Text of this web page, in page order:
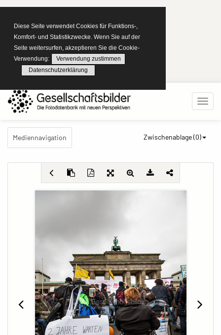
Diese Seite verwendet Cookies für Funktions-,
Komfort- und Statistikzwecke. Wenn Sie auf der
Seite weitersurfen, akzeptieren Sie die Cookie-
Verwendung:
Verwendung zustimmen
Datenschutzerklärung
Mediennavigation Zwischenablage (0)